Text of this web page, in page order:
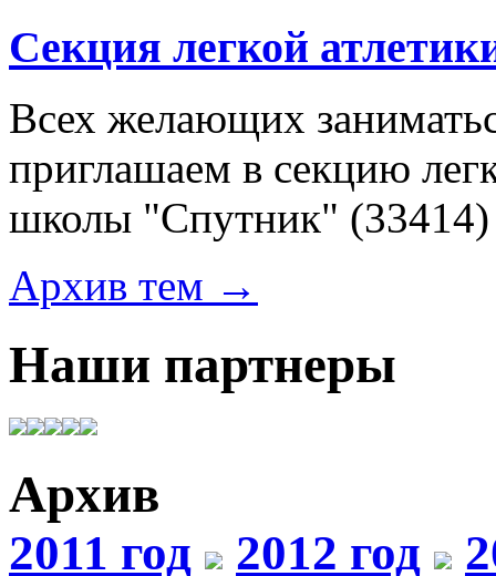
Секция легкой
Всех желающих
приглашаем в секцию
школы "Спутник" (33414)
Архив тем →
Наши партнеры
Архив
2011 год 2012 год